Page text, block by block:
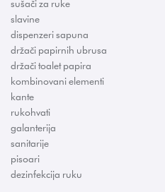
sušači za ruke
slavine
dispenzeri sapuna
držači papirnih ubrusa
držači toalet papira
kombinovani elementi
kante
rukohvati
galanterija
sanitarije
pisoari
dezinfekcija ruku